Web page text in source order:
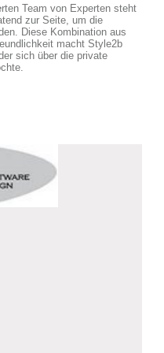
Team von Experten steht
zur Seite, um die
Diese Kombination aus
macht Style2b
sich über die private